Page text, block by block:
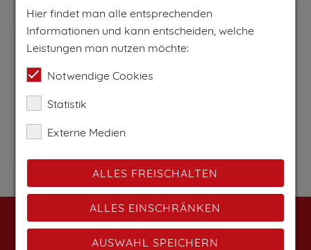
Berghotel & Restaurant
Weitere Angebote findest du auf:
Hier findet man alle entsprechenden
Informationen und kann entscheiden, welche
Leistungen man nutzen möchte:
Notwendige Cookies
Statistik
Externe Medien
ALLES FREISCHALTEN
ALLES EINSCHRÄNKEN
AUSWAHL SPEICHERN